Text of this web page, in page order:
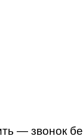
— звонок